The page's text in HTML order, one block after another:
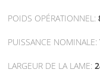
POIDS OPÉRATIONNEL:
PUISSANCE NOMINALE:
LARGEUR DE LA LAME: